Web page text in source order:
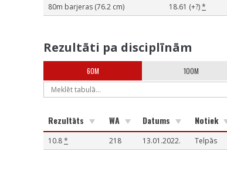
80m barjeras (76.2 cm)
18.61 (+?)*
Rezultāti pa disciplīnām
60M 100M
Rezultāts WA Datums Notiek
10.8* 218 13.01.2022. Telpās